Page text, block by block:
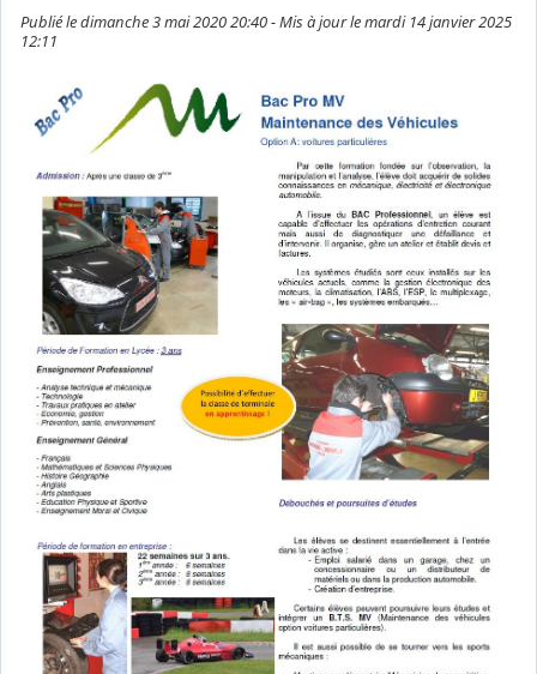
Publié le dimanche 3 mai 2020 20:40 - Mis à jour le mardi 14 janvier 2025
12:11